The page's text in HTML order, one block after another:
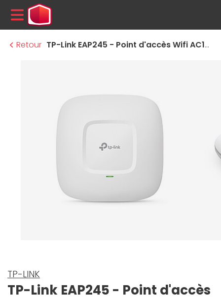
MENU
Retour
TP-Link EAP245 - Point d'accès Wifi AC1750 PoE Gigabit
TP-LINK
TP-Link EAP245 - Point d'accès